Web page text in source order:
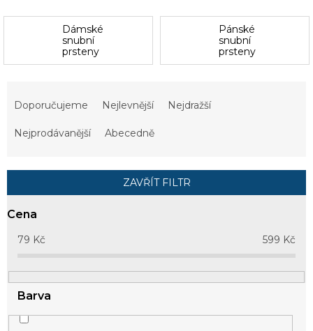
Dámské
snubní
prsteny
Pánské
snubní
prsteny
r
o
t
ů
Doporučujeme Nejlevnější Nejdražší
Nejprodávanější Abecedně
ZAVŘÍT FILTR
Cena
79 Kč 599 Kč
Barva